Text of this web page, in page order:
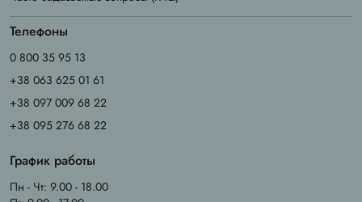
Телефоны
0 800 35 95 13
+38 063 625 01 61
+38 097 009 68 22
+38 095 276 68 22
График работы
Пн - Чт: 9.00 - 18.00